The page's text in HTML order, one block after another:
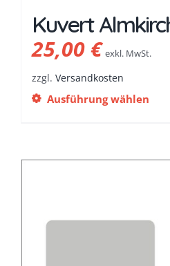
Kuvert
25,00€ exkl. MwSt.
zzgl. Versandkosten
Ausführung wählen